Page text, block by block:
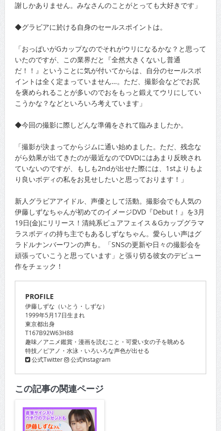
謝しかありません。みなさんのことがとっても大好きです」
◆グラビアに於ける自身のセールスポイントは。
「おっぱいがGカップなのでそれがウリになるかな？と思って
いたのですが、この業界だと『全然大きくないし普通
だ！！』ということに気が付いてからは、自分のセールスポ
イントは全く定まっていません…。ただ、撮影会などでお尻
を褒められることが多いのでおをもっと鍛えてウリにしてい
こうかな？などといろいろ考えています」
◆今回の撮影に際しどんな準備をされて臨みましたか。
「撮影が決まってからジムに通い始めました。ただ、残念な
がら効果が出てきたのが最近なのでDVDにはあまり反映され
ていないのですが、もしも2ndが出せた際には、1stよりもよ
り良いボディの私をお見せしたいと思っております！」
新人グラビアアイドル、声優として活動。撮影会でも人気の
伊藤しずなちゃんが初めてのイメージDVD『Debut！』を3月
19日(金)にリリース！清純系ピュアフェイス＆Gカップグラマ
ラスボディの持ち主でもあるしずなちゃん。愛らしい声はグ
ラドルナンバーワンの声も。「SNSの更新や日々の撮影会を
頑張っていこうと思っています」と張り切る彼女のデビュー
作をチェック！
PROFILE
伊藤しずな（いとう・しずな）
1999年5月17日生まれ
東京都出身
T167B92W63H88
趣味／アニメ鑑賞・漫画を読むこと・可愛い女の子を眺める
特技／ピアノ・水泳・いろいろな声色が出せる
公式Twitter
公式Instagram
この記事の関連ページ